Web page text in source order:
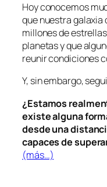
Hoy conocemos
que nuestra galaxia
millones de
planetas y que
reunir condiciones
Y, sin embargo,
¿Estamos
existe alguna
desde una
capaces de
(más…)